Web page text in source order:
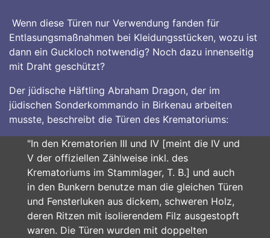
Wenn diese Türen nur Verwendung fanden für
Entlasungsmaßnahmen bei Kleidungsstücken, wozu ist
dann ein Guckloch notwendig? Noch dazu innenseitig
mit Draht geschützt?
Der jüdische Häftling Abraham Dragon, der im
jüdischen Sonderkommando in Birkenau arbeiten
musste, beschreibt die Türen des Krematoriums:
"In den Krematorien III und IV [meint die IV und
V der offiziellen Zählweise inkl. des
Krematoriums im Stammlager, T. B.] und auch
in den Bunkern benutze man die gleichen Türen
und Fensterluken aus dickem, schweren Holz,
deren Ritzen mit isolierendem Filz ausgestopft
waren. Die Türen wurden mit doppelten